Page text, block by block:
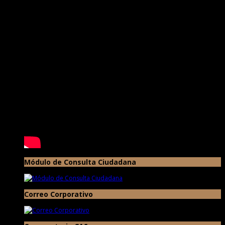
Módulo de Consulta Ciudadana
Correo Corporativo